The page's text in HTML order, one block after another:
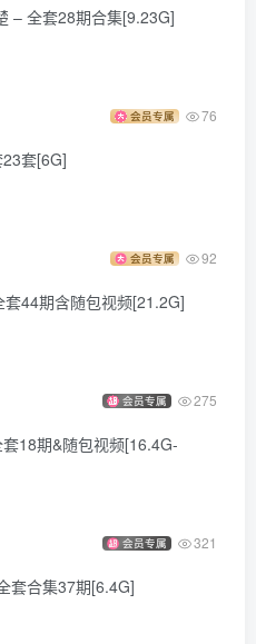
381MB]
沢美游 [82P-0.98GB]
[170P2V-395MB]
650MB]
泉酒吞奶光双人[193P4V-
蘑菇之后 [41P1V-330MB]
提那 [86P1V-523M]
– 全套28期合集[9.23G]
会员专属 76
套[6G]
会员专属 92
44期含随包视频[21.2G]
会员专属 275
18期&随包视频[16.4G-
会员专属 321
套合集37期[6.4G]